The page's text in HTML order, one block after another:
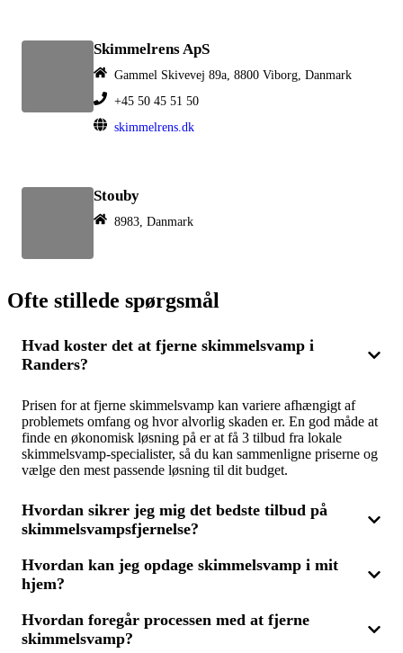
Skimmelrens ApS
Gammel Skivevej 89a, 8800 Viborg, Danmark
+45 50 45 51 50
skimmelrens.dk
Stouby
8983, Danmark
Ofte stillede spørgsmål
Hvad koster det at fjerne skimmelsvamp i
Randers?
Prisen for at fjerne skimmelsvamp kan variere afhængigt af
problemets omfang og hvor alvorlig skaden er. En god måde at
finde en økonomisk løsning på er at få 3 tilbud fra lokale
skimmelsvamp-specialister, så du kan sammenligne priserne og
vælge den mest passende løsning til dit budget.
Hvordan sikrer jeg mig det bedste tilbud på
skimmelsvampsfjernelse?
For at sikre dig det bedste tilbud på skimmelsvampsfjernelse i
Randers, bør du indhente og sammenligne 3 tilbud fra
billede af, hvad der indgår i prisen, og finde en løsning, der
både er effektiv og konkurrencedygtig på pris.
Hvordan kan jeg opdage skimmelsvamp i mit
hjem?
Skimmelsvamp kan opdages ved sorte eller grønne pletter på
vægge, lofter eller andre overflader samt en muggen lugt.
Hvordan foregår processen med at fjerne
skimmelsvamp?